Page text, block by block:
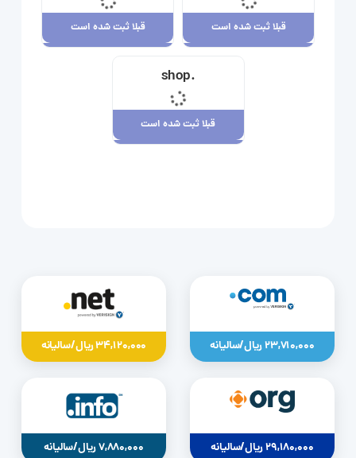
قبلا ثبت شده است
قبلا ثبت شده است
.shop
قبلا ثبت شده است
23,710,000 ریال/سالیانه 34,120,000 ریال/سالیانه
29,180,000 ریال/سالیانه 7,880,000 ریال/سالیانه